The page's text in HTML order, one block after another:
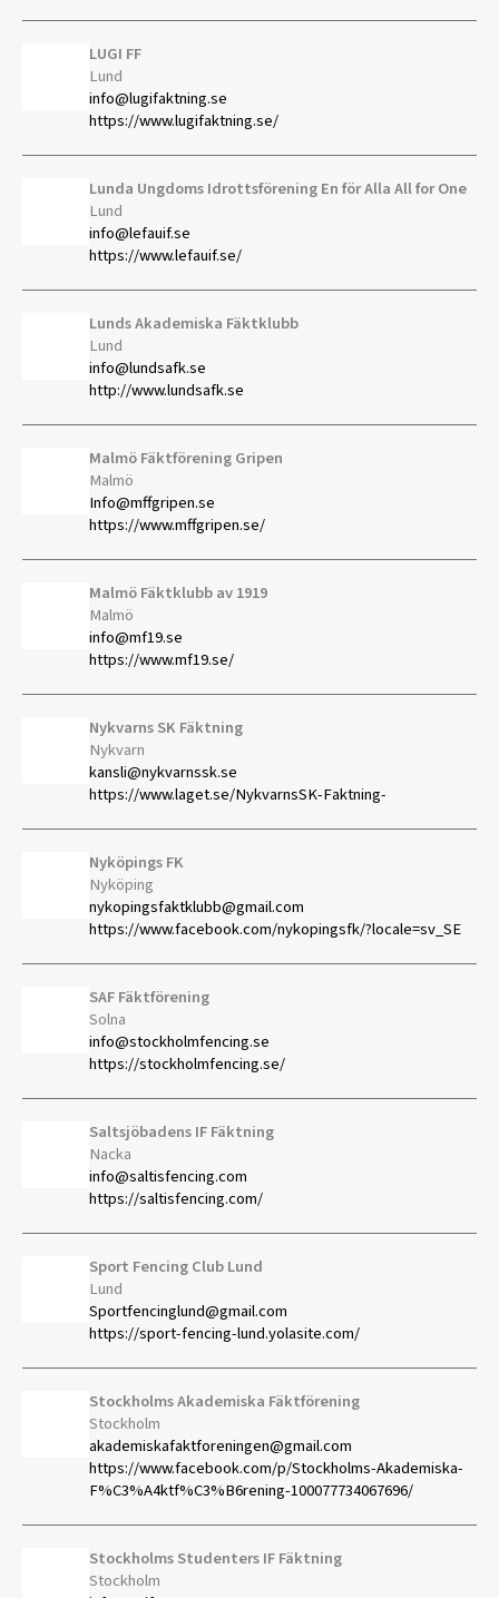
LUGI FF
Lund
info@lugifaktning.se
https://www.lugifaktning.se/
Lunda Ungdoms Idrottsförening En för Alla All for One
Lund
info@lefauif.se
https://www.lefauif.se/
Lunds Akademiska Fäktklubb
Lund
info@lundsafk.se
http://www.lundsafk.se
Malmö Fäktförening Gripen
Malmö
Info@mffgripen.se
https://www.mffgripen.se/
Malmö Fäktklubb av 1919
Malmö
info@mf19.se
https://www.mf19.se/
Nykvarns SK Fäktning
Nykvarn
kansli@nykvarnssk.se
https://www.laget.se/NykvarnsSK-Faktning-
Nyköpings FK
Nyköping
nykopingsfaktklubb@gmail.com
https://www.facebook.com/nykopingsfk/?locale=sv_SE
SAF Fäktförening
Solna
info@stockholmfencing.se
https://stockholmfencing.se/
Saltsjöbadens IF Fäktning
Nacka
info@saltisfencing.com
https://saltisfencing.com/
Sport Fencing Club Lund
Lund
Sportfencinglund@gmail.com
https://sport-fencing-lund.yolasite.com/
Stockholms Akademiska Fäktförening
Stockholm
akademiskafaktforeningen@gmail.com
https://www.facebook.com/p/Stockholms-Akademiska-
F%C3%A4ktf%C3%B6rening-100077734067696/
Stockholms Studenters IF Fäktning
Stockholm